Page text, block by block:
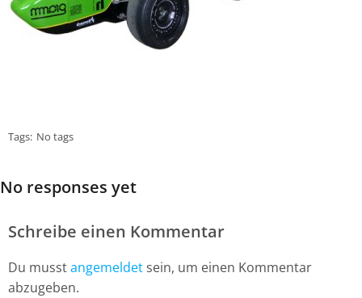
Tags: No tags
No responses yet
Schreibe einen Kommentar
Du musstangemeldet sein, um einen Kommentar
abzugeben.